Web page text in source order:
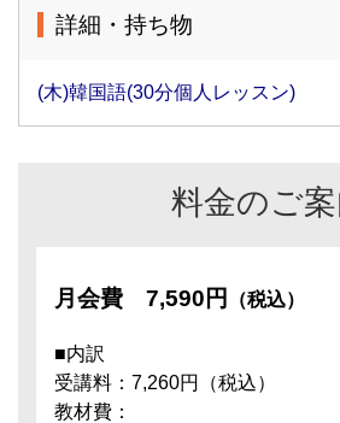
詳細・持ち物
(木)韓国語(30分個人レッスン)
料金のご
月会費 7,590円 （税込）
■内訳
受講料：7,260円（税込）
教材費：